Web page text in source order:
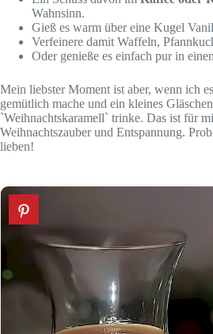
Wahnsinn.
Gieß es warm über eine Kugel
Verfeinere damit Waffeln,
Oder genieße es einfach pur in
Mein liebster Moment ist aber, wenn ich
gemütlich mache und ein kleines
`Weihnachtskaramell` trinke. Das ist für
Weihnachtszauber und Entspannung.
lieben!